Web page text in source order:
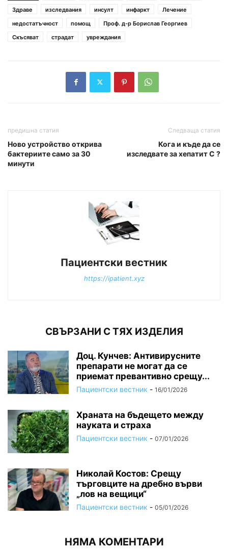
Здраве
изследвания инсулт инфаркт
Лечение
недостатъчност
помощ
Проф. д-р Борислав Георгиев
Скъсяват
страдат увреждания
предишна статия
Ново устройство открива
бактериите само за 30
минути
Следваща статия
Кога и къде да се
изследвате за хепатит C ?
Пациентски вестник
https://ipatient.xyz
СВЪРЗАНИ С ТЯХ ИЗДЕЛИЯ
Доц. Кунчев: Антивирусните
препарати не могат да се
приемат превантивно срещу...
Пациентски вестник - 16/01/2026
Храната на бъдещето между
науката и страха
Пациентски вестник - 07/01/2026
Николай Костов: Срещу
търговците на дребно върви
„лов на вещици“
Пациентски вестник - 05/01/2026
НЯМА КОМЕНТАРИ